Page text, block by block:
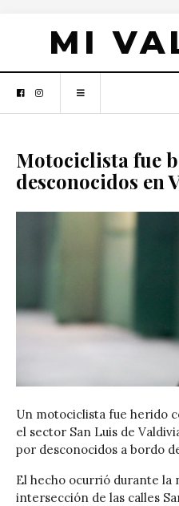
MI
Motociclista fue
desconocidos en
Un motociclista fue herido
el sector San Luis de
por desconocidos a bordo
El hecho ocurrió durante la
intersección de las calles